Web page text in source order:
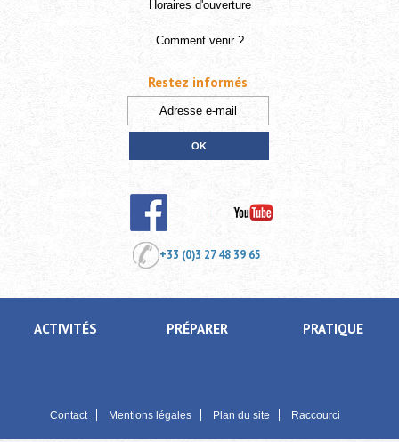
Horaires d'ouverture
Comment venir ?
+33 (0)3 27 48 39 65
ACTIVITÉS PRÉPARER PRATIQUE
Contact Mentions légales Plan du site Raccourci
Restez informés